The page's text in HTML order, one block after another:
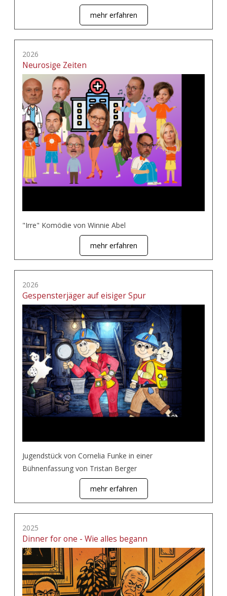
mehr erfahren
2026
Neurosige Zeiten
"Irre" Komödie von Winnie Abel
mehr erfahren
2026
Gespensterjäger auf eisiger Spur
Jugendstück von Cornelia Funke in einer
Bühnenfassung von Tristan Berger
mehr erfahren
2025
Dinner for one - Wie alles begann